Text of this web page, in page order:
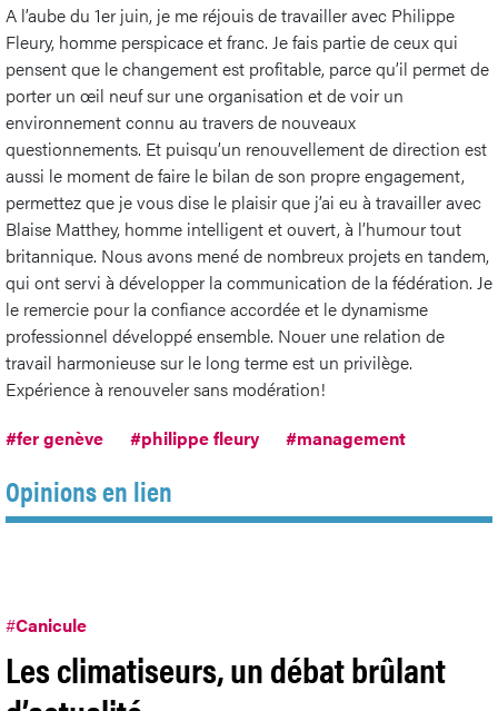
A l’aube du 1er juin, je me réjouis de travailler avec Philippe
Fleury, homme perspicace et franc. Je fais partie de ceux qui
pensent que le changement est profitable, parce qu’il permet de
porter un œil neuf sur une organisation et de voir un
environnement connu au travers de nouveaux
questionnements. Et puisqu’un renouvellement de direction est
aussi le moment de faire le bilan de son propre engagement,
permettez que je vous dise le plaisir que j’ai eu à travailler avec
Blaise Matthey, homme intelligent et ouvert, à l’humour tout
britannique. Nous avons mené de nombreux projets en tandem,
qui ont servi à développer la communication de la fédération. Je
le remercie pour la confiance accordée et le dynamisme
professionnel développé ensemble. Nouer une relation de
travail harmonieuse sur le long terme est un privilège.
Expérience à renouveler sans modération!
#fer genève
#philippe fleury #management
Opinions en lien
#Canicule
Les climatiseurs, un débat brûlant